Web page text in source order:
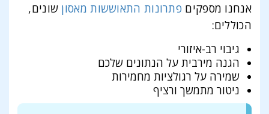
אנחנו מספקים פתרונות התאוששות מאסון שונים,
הכוללים:
גיבוי רב-איזורי
הגנה מירבית על הנתונים שלכם
שמירה על רגולציות מחמירות
ניטור מתמשך ורציף